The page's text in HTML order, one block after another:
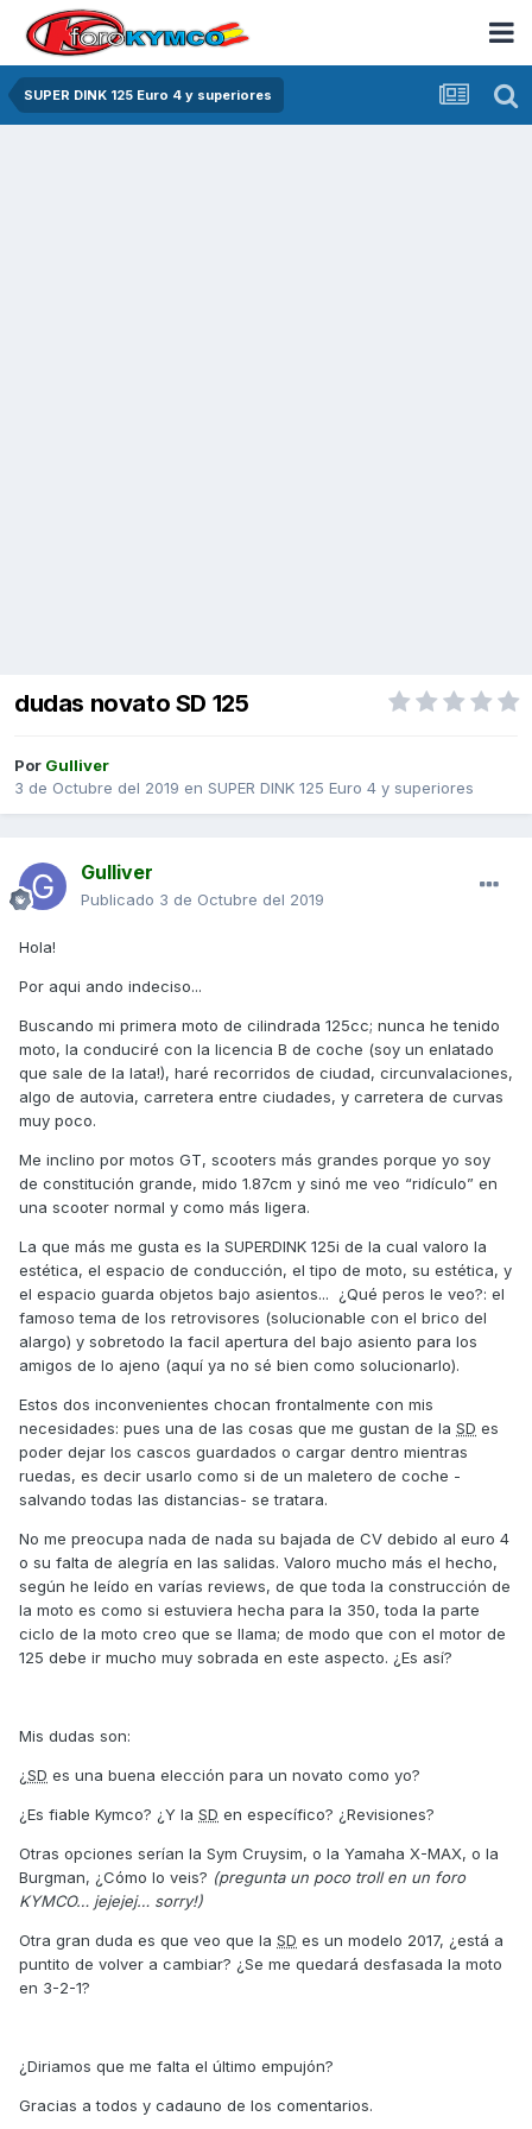
SUPER DINK 125 Euro 4 y superiores
dudas novato SD 125
Por Gulliver
3 de Octubre del 2019 en SUPER DINK 125 Euro 4 y superiores
Gulliver
Publicado 3 de Octubre del 2019
Hola!
Por aqui ando indeciso...
Buscando mi primera moto de cilindrada 125cc; nunca he tenido
moto, la conduciré con la licencia B de coche (soy un enlatado
que sale de la lata!), haré recorridos de ciudad, circunvalaciones,
algo de autovia, carretera entre ciudades, y carretera de curvas
muy poco.
Me inclino por motos GT, scooters más grandes porque yo soy
de constitución grande, mido 1.87cm y sinó me veo “ridículo” en
una scooter normal y como más ligera.
La que más me gusta es la SUPERDINK 125i de la cual valoro la
estética, el espacio de conducción, el tipo de moto, su estética, y
el espacio guarda objetos bajo asientos... ¿Qué peros le veo?: el
famoso tema de los retrovisores (solucionable con el brico del
alargo) y sobretodo la facil apertura del bajo asiento para los
amigos de lo ajeno (aquí ya no sé bien como solucionarlo).
Estos dos inconvenientes chocan frontalmente con mis
necesidades: pues una de las cosas que me gustan de la SD es
poder dejar los cascos guardados o cargar dentro mientras
ruedas, es decir usarlo como si de un maletero de coche -
salvando todas las distancias- se tratara.
No me preocupa nada de nada su bajada de CV debido al euro 4
o su falta de alegría en las salidas. Valoro mucho más el hecho,
según he leído en varías reviews, de que toda la construcción de
la moto es como si estuviera hecha para la 350, toda la parte
ciclo de la moto creo que se llama; de modo que con el motor de
125 debe ir mucho muy sobrada en este aspecto. ¿Es así?
Mis dudas son:
¿SD es una buena elección para un novato como yo?
¿Es fiable Kymco? ¿Y la SD en específico? ¿Revisiones?
Otras opciones serían la Sym Cruysim, o la Yamaha X-MAX, o la
Burgman, ¿Cómo lo veis? (pregunta un poco troll en un foro
KYMCO… jejejej… sorry!)
Otra gran duda es que veo que la SD es un modelo 2017, ¿está a
puntito de volver a cambiar? ¿Se me quedará desfasada la moto
en 3-2-1?
¿Diriamos que me falta el último empujón?
Gracias a todos y cadauno de los comentarios.